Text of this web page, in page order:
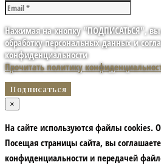
Нажимая на кнопку "ПОДПИСАТЬСЯ", вы
обработку персональных данных и
конфиденциальности
Прочитать политику
×
На сайте используются файлы cookies.
Посещая страницы сайта, вы
конфиденциальности и передачей